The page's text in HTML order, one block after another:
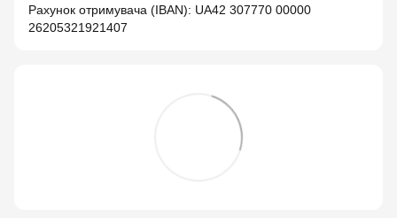
Рахунок отримувача (IBAN): UA42 307770 00000
26205321921407